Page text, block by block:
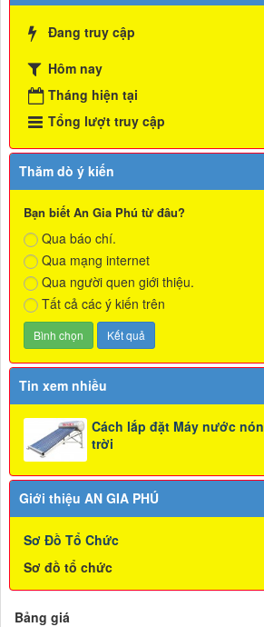
Đang truy cập
Hôm nay
Tháng hiện tại
Tổng lượt truy cập
Thăm dò ý kiến
Bạn biết An Gia Phú từ đâu?
Qua báo chí.
Qua mạng internet
Qua người quen giới thiệu.
Tất cả các ý kiến trên
Tin xem nhiều
Cách lắp đặt Máy nước
trời
Giới thiệu AN GIA PHÚ
Sơ Đồ Tổ Chức
Sơ đồ tổ chức
Bảng giá